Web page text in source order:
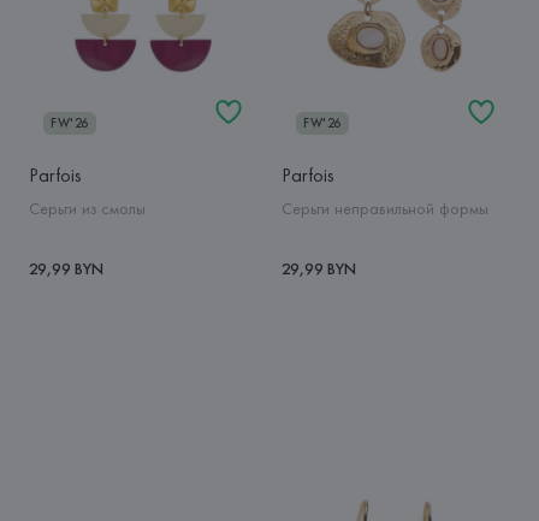
FW'26
Parfois
Серьги из смолы
29,99 BYN
FW'26
Parfois
Серьги неправильной формы
29,99 BYN